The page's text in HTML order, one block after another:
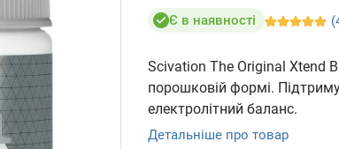
Є в наявності
Scivation The Original Xtend
порошковій формі.
електролітний баланс.
Детальніше про товар